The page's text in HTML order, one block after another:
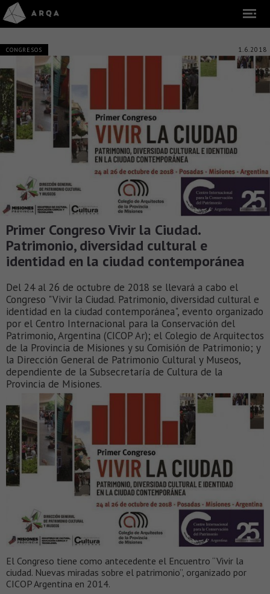
CONGRESOS 1.6.2018
Primer Congreso Vivir la Ciudad.
Patrimonio, diversidad cultural e
identidad en la ciudad contemporánea
Del 24 al 26 de octubre de 2018 se llevará a cabo el
Congreso "Vivir la Ciudad. Patrimonio, diversidad cultural e
identidad en la ciudad contemporánea", evento organizado
por el Centro Internacional para la Conservación del
Patrimonio, Argentina (CICOP Ar); el Colegio de Arquitectos
de la Provincia de Misiones y su Comisión de Patrimonio; y
la Dirección General de Patrimonio Cultural y Museos,
dependiente de la Subsecretaría de Cultura de la
Provincia de Misiones.
El Congreso tiene como antecedente el Encuentro “Vivir la
ciudad. Nuevas miradas sobre el patrimonio”, organizado por
CICOP Argentina en 2014.